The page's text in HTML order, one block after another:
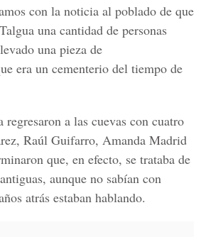
con la noticia al poblado de que
una cantidad de personas
una pieza de
era un cementerio del tiempo de
a las cuevas con cuatro
Raúl Guifarro, Amanda Madrid
que, en efecto, se trataba de
aunque no sabían con
atrás estaban hablando.